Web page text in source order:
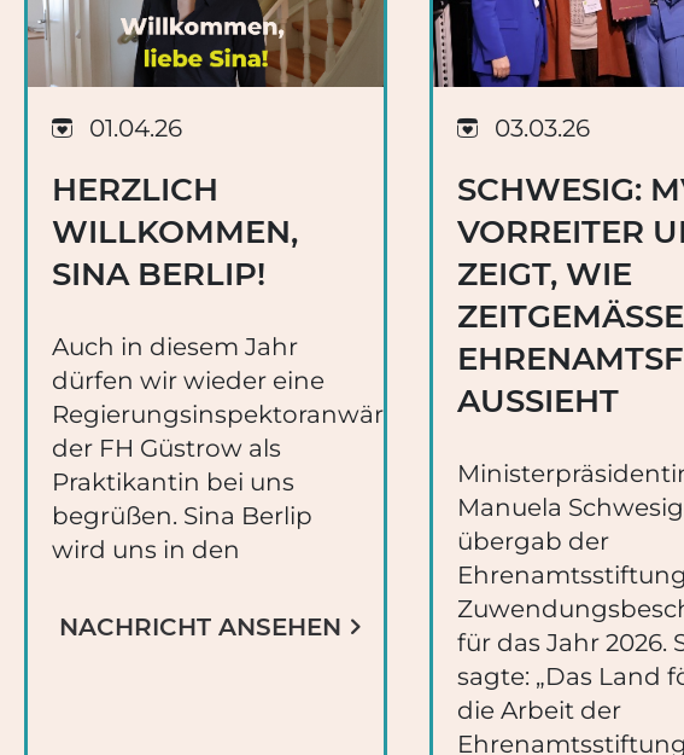
01.04.26
HERZLICH
WILLKOMMEN,
SINA BERLIP!
Auch in diesem Jahr
dürfen wir wieder eine
Regierungsinspektoranwärterin
der FH Güstrow als
Praktikantin bei uns
begrüßen. Sina Berlip
wird uns in den
NACHRICHT ANSEHEN
03.03.26
SCHWESIG:
VORREITER
ZEIGT, WIE
ZEITGEMÄSSE E
USSIEHT
Manuela Schwesig
übergab der
für das Jahr 2026.
sagte: „Das Land
die Arbeit der